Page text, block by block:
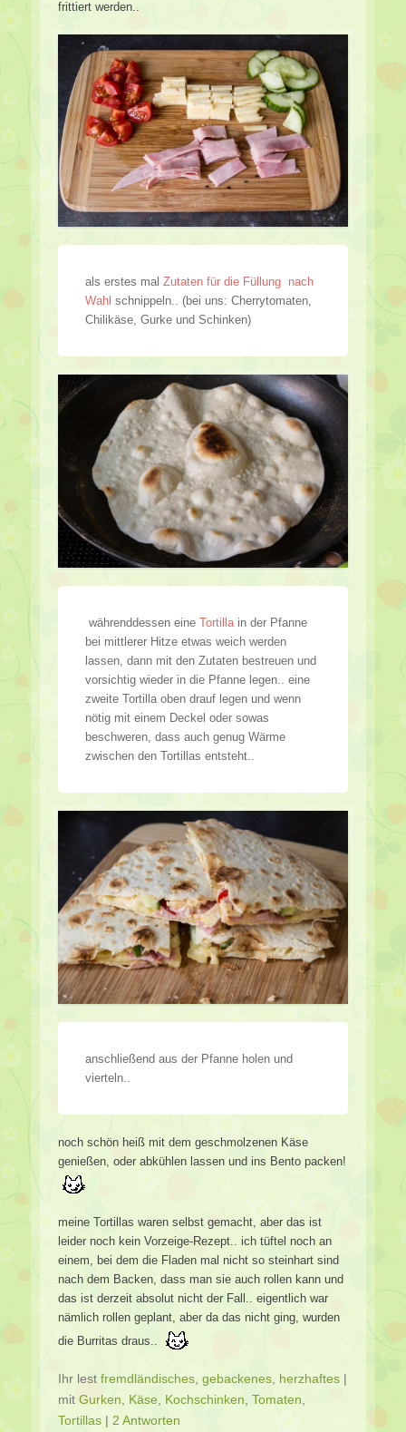
frittiert werden..
als erstes mal Zutaten für die Füllung nach
Wahl schnippeln.. (bei uns: Cherrytomaten,
Chilikäse, Gurke und Schinken)
währenddessen eine Tortillain der Pfanne
bei mittlerer Hitze etwas weich werden
lassen, dann mit den Zutaten bestreuen und
vorsichtig wieder in die Pfanne legen.. eine
zweite Tortilla oben drauf legen und wenn
nötig mit einem Deckel oder sowas
beschweren, dass auch genug Wärme
zwischen den Tortillas entsteht..
anschließend aus der Pfanne holen und
vierteln..
noch schön heiß mit dem geschmolzenen Käse
genießen, oder abkühlen lassen und ins Bento packen!
meine Tortillas waren selbst gemacht, aber das ist
leider noch kein Vorzeige-Rezept.. ich tüftel noch an
einem, bei dem die Fladen mal nicht so steinhart sind
nach dem Backen, dass man sie auch rollen kann und
das ist derzeit absolut nicht der Fall.. eigentlich war
nämlich rollen geplant, aber da das nicht ging, wurden
die Burritas draus..
Ihr lest fremdländisches, gebackenes, herzhaftes |
mit Gurken, Käse, Kochschinken, Tomaten,
Tortillas | 2 Antworten